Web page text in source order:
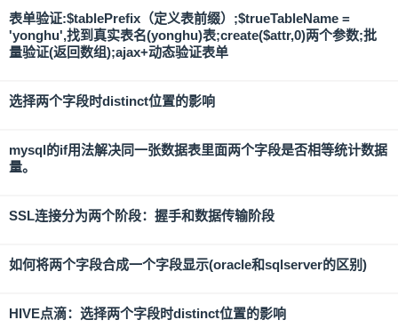
表单验证:$tablePrefix（定义表前缀）;$trueTableName =
'yonghu',找到真实表名(yonghu)表;create($attr,0)两个参数;批
量验证(返回数组);ajax+动态验证表单
选择两个字段时distinct位置的影响
mysql的if用法解决同一张数据表里面两个字段是否相等统计数据
量。
SSL连接分为两个阶段：握手和数据传输阶段
如何将两个字段合成一个字段显示(oracle和sqlserver的区别)
HIVE点滴：选择两个字段时distinct位置的影响